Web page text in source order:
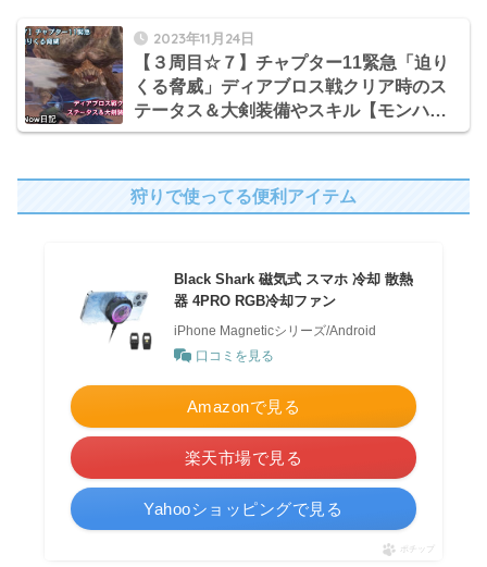
2023年11月24日
【３周目☆７】チャプター11緊急「迫り
くる脅威」ディアブロス戦クリア時のス
テータス＆大剣装備やスキル【モンハン
Now日記】
狩りで使ってる便利アイテム
Black Shark 磁気式 スマホ 冷却 散熱
器 4PRO RGB冷却ファン
iPhone Magneticシリーズ/Android
口コミを見る
Amazonで見る
楽天市場で見る
Yahooショッピングで見る
ポチップ